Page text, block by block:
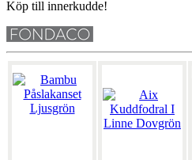
Köp till innerkudde!